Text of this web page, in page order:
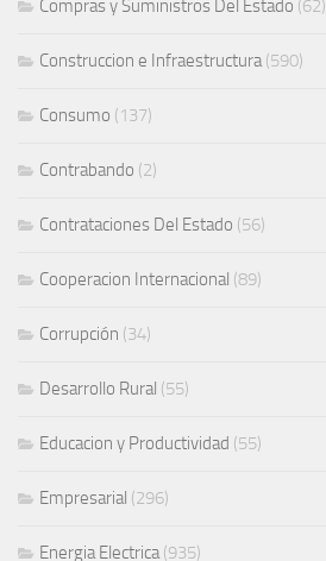
Compras y Suministros Del Estado (62)
Construccion e Infraestructura(590)
Consumo (137)
Contrabando (2)
Contrataciones Del Estado (56)
Cooperacion Internacional (89)
Corrupción (34)
Desarrollo Rural (55)
Educacion y Productividad (55)
Empresarial (296)
Energia Electrica(935)